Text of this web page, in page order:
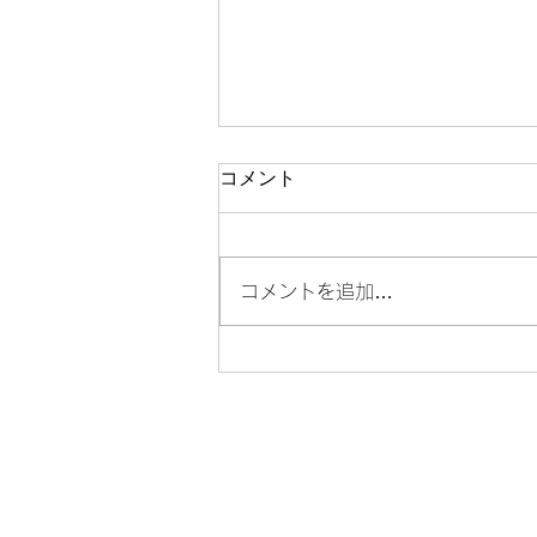
コメント
コメントを追加…